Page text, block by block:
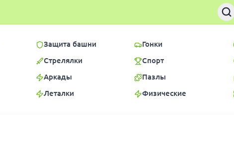
Защита башни
Стрелялки
Аркады
Леталки
Гонки
Спорт
Пазлы
Физические